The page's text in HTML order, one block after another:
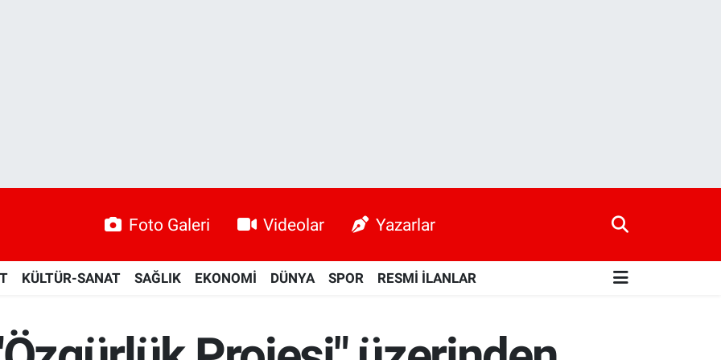
Foto Galeri Videolar Yazarlar
KÜLTÜR-SANAT SAĞLIK EKONOMİ DÜNYA SPOR RESMİ İLANLAR